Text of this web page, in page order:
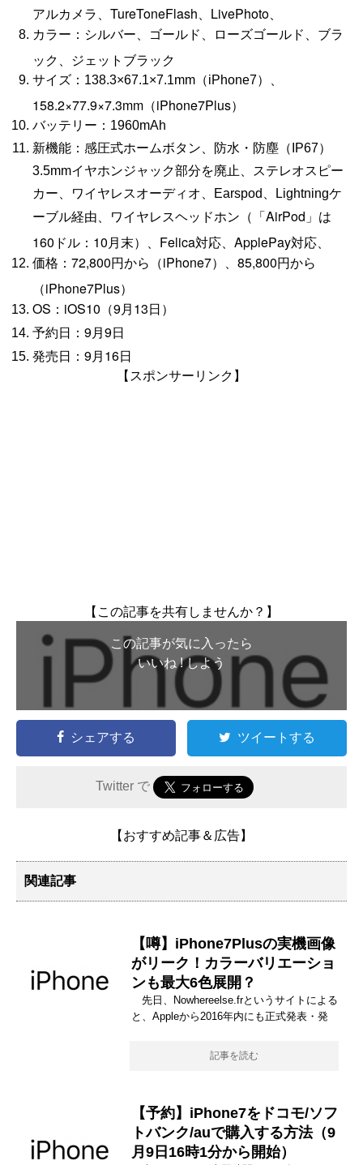
アルカメラ、TureToneFlash、LivePhoto、
カラー：シルバー、ゴールド、ローズゴールド、ブラ
ック、ジェットブラック
サイズ：138.3×67.1×7.1mm（iPhone7）、
158.2×77.9×7.3mm（iPhone7Plus）
バッテリー：1960mAh
新機能：感圧式ホームボタン、防水・防塵（IP67）
3.5mmイヤホンジャック部分を廃止、ステレオスピー
カー、ワイヤレスオーディオ、Earspod、Lightningケ
ーブル経由、ワイヤレスヘッドホン（
「AirPod」は
160ドル：10月末）、Felica対応、ApplePay対応、
価格：72,800円から（iPhone7）、85,800円から
（iPhone7Plus）
OS：iOS10（9月13日）
予約日：9月9日
発売日：9月16日
【スポンサーリンク】
【この記事を共有しませんか？】
この記事が気に入ったら
いいね ! しよう
シェアする ツイートする
Twitter で
【おすすめ記事＆広告】
関連記事
【噂】iPhone7Plusの実機画像
がリーク！カラーバリエーショ
ンも最大6色展開？
先日、Nowhereelse.frというサイトによる
と、Appleから2016年内にも正式発表・発
記事を読む
【予約】iPhone7をドコモ/ソフ
トバンク/auで購入する方法（9
月9日16時1分から開始）